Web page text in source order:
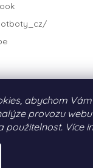
abychom
provozu
použitelnost. Více